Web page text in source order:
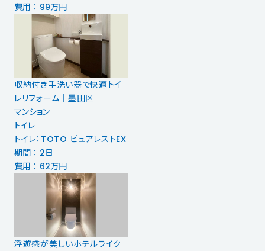
費用 ： 99万円
収納付き手洗い器で快適トイ
レリフォーム｜墨田区
マンション
トイレ
トイレ：TOTO ピュアレストEX
期間 ： 2日
費用 ： 62万円
浮遊感が美しいホテルライク